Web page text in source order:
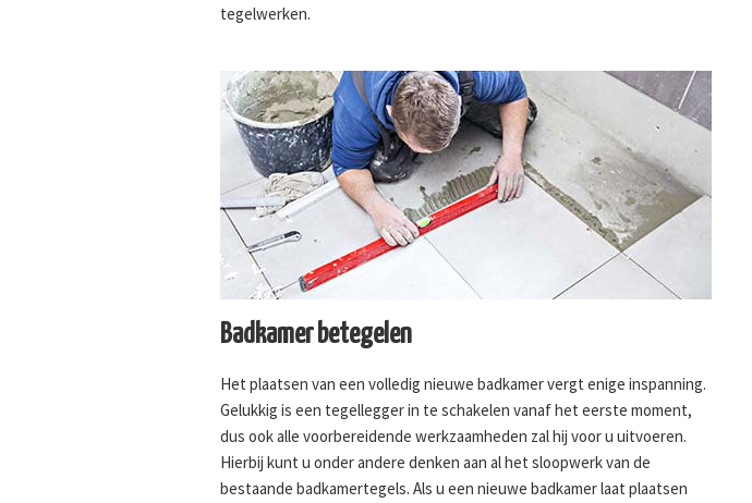
tegelwerken.
Badkamer betegelen
Het plaatsen van een volledig nieuwe badkamer vergt enige inspanning.
Gelukkig is een tegellegger in te schakelen vanaf het eerste moment,
dus ook alle voorbereidende werkzaamheden zal hij voor u uitvoeren.
Hierbij kunt u onder andere denken aan al het sloopwerk van de
bestaande badkamertegels. Als u een nieuwe badkamer laat plaatsen